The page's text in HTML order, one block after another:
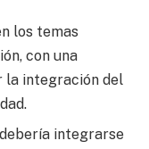
los temas
con una
la integración del
integrarse